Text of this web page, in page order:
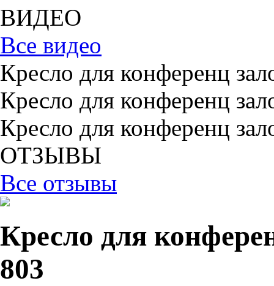
ВИДЕО
Все видео
Кресло для конференц
Кресло для конференц
Кресло для конференц
ОТЗЫВЫ
Все отзывы
Кресло для
803